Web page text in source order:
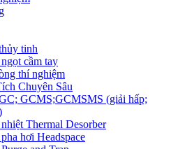
tinh
cầm tay
thí nghiệm
Chuyên Sâu
GCMS;GCMSMS (giải hấp;
Thermal Desorber
hơi Headspace